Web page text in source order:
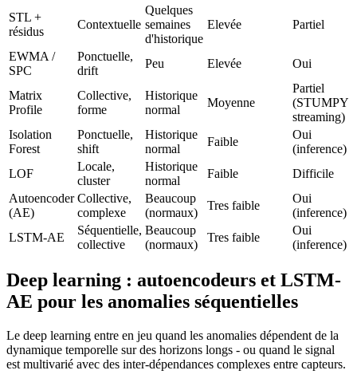
STL +
résidus
Contextuelle
Quelques
semaines
d'historique
Elevée Partiel
EWMA /
SPC
Ponctuelle,
drift
Peu Elevée Oui
Matrix
Profile
Collective,
forme
Historique
normal
Moyenne
Partiel
(STUMPY
streaming)
Isolation
Forest
Ponctuelle,
shift
Historique
normal
Faible
Oui
(inference)
LOF
Locale,
cluster
Historique
normal
Faible
Difficile
Autoencoder
(AE)
Collective,
complexe
Beaucoup
(normaux)
Tres faible
Oui
(inference)
LSTM-AE
Séquentielle,
collective
Beaucoup
(normaux)
Tres faible
Oui
(inference)
Deep learning : autoencodeurs et LSTM-
AE pour les anomalies séquentielles
Le deep learning entre en jeu quand les anomalies dépendent de la
dynamique temporelle sur des horizons longs - ou quand le signal
est multivarié avec des inter-dépendances complexes entre capteurs.